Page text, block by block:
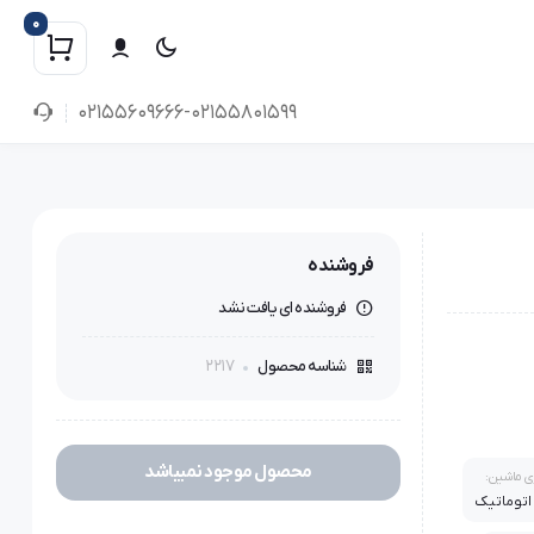
0
02155609666-02155801599
ماشین:
فروشنده
فروشنده ای یافت نشد
شناسه محصول 2217
محصول موجود نمیباشد